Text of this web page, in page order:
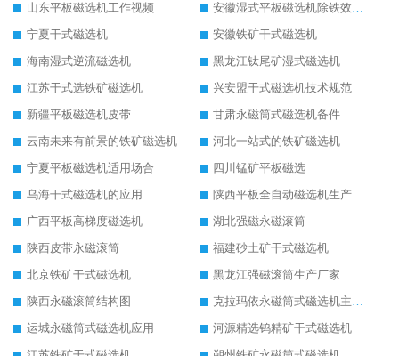
山东平板磁选机工作视频
安徽湿式平板磁选机除铁效果怎么样
宁夏干式磁选机
安徽铁矿干式磁选机
海南湿式逆流磁选机
黑龙江钛尾矿湿式磁选机
江苏干式选铁矿磁选机
兴安盟干式磁选机技术规范
新疆平板磁选机皮带
甘肃永磁筒式磁选机备件
云南未来有前景的铁矿磁选机
河北一站式的铁矿磁选机
宁夏平板磁选机适用场合
四川锰矿平板磁选
乌海干式磁选机的应用
陕西平板全自动磁选机生产厂家
广西平板高梯度磁选机
湖北强磁永磁滚筒
陕西皮带永磁滚筒
福建砂土矿干式磁选机
北京铁矿干式磁选机
黑龙江强磁滚筒生产厂家
陕西永磁滚筒结构图
克拉玛依永磁筒式磁选机主要技术参数
运城永磁筒式磁选机应用
河源精选钨精矿干式磁选机